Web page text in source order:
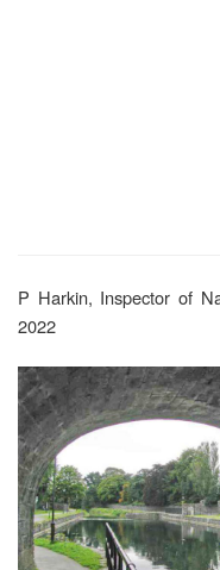
P Harkin, Inspector of
2022